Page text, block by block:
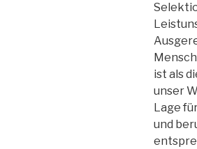
ist als
unser
Lage
und